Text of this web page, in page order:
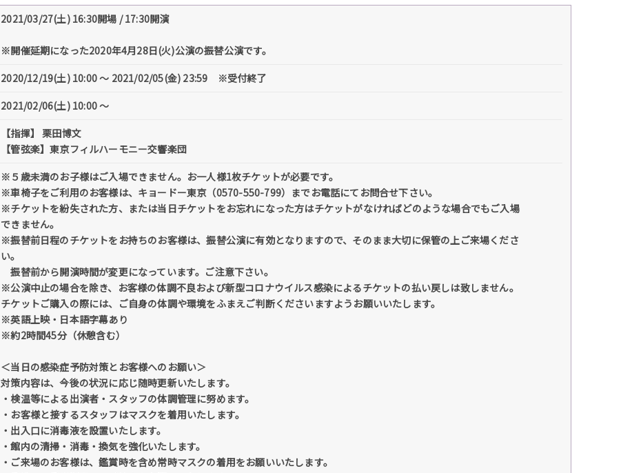
2021/03/27(土) 16:30開場 / 17:30開演
※開催延期になった2020年4月28日(火)公演の振替公演です。
2020/12/19(土) 10:00 〜 2021/02/05(金) 23:59 ※受付終了
2021/02/06(土) 10:00 〜
【指揮】 栗田博文
【管弦楽】東京フィルハーモニー交響楽団
※５歳未満のお子様はご入場できません。お一人様1枚チケットが必要です。
※車椅子をご利用のお客様は、キョードー東京（0570-550-799）までお電話にてお問合せ下さい。
※チケットを紛失された方、または当日チケットをお忘れになった方はチケットがなければどのような場合でもご入場
できません。
※振替前日程のチケットをお持ちのお客様は、振替公演に有効となりますので、そのまま大切に保管の上ご来場くださ
い。
振替前から開演時間が変更になっています。ご注意下さい。
※公演中止の場合を除き、お客様の体調不良および新型コロナウイルス感染によるチケットの払い戻しは致しません。
チケットご購入の際には、ご自身の体調や環境をふまえご判断くださいますようお願いいたします。
※英語上映・日本語字幕あり
※約2時間45分（休憩含む）
＜当日の感染症予防対策とお客様へのお願い＞
対策内容は、今後の状況に応じ随時更新いたします。
・検温等による出演者・スタッフの体調管理に努めます。
・お客様と接するスタッフはマスクを着用いたします。
・出入口に消毒液を設置いたします。
・館内の清掃・消毒・換気を強化いたします。
・ご来場のお客様は、鑑賞時を含め常時マスクの着用をお願いいたします。